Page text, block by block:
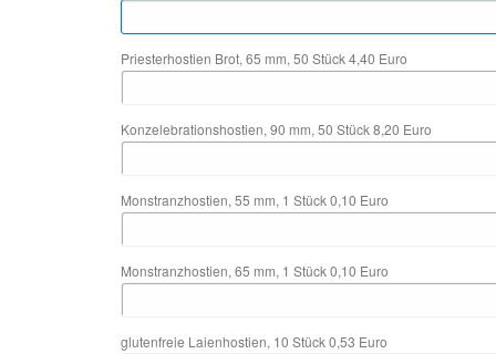
Priesterhostien Brot, 65 mm, 50 Stück 4,40 Euro
Konzelebrationshostien, 90 mm, 50 Stück 8,20 Euro
Monstranzhostien, 55 mm, 1 Stück 0,10 Euro
Monstranzhostien, 65 mm, 1 Stück 0,10 Euro
glutenfreie Laienhostien, 10 Stück 0,53 Euro